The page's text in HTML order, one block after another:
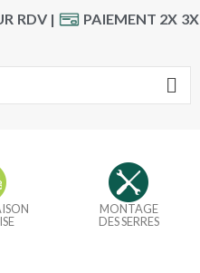
RDV | PAIEMENT 2X 3X
MONTAGE
DES SERRES